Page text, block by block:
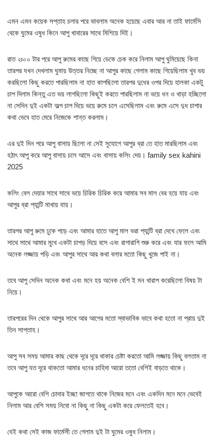
এমন এমন কয়েক সপ্তাহ চলার পরে ভাবলাম অনেক হয়েছে এবার আর না তাই ফার্মেসি
থেকে ঘুমের ওষুধ কিনে আপু খাবারের সাথে মিশিয়ে দিই।
রাত ২ঃ০০ টার পরে আপু রুমের কাছে গিয়ে ডেকে চেক করে নিলাম আপু ঘুমিয়েছে কিনা
তারপর যখন দেখলাম ঘুমায় উত্তর নিচ্ছে না আপুর কাছে গেলাম কাছে গিয়েছিলাম খুব ভয়
করছিলো কিছু করতে পারছিলাম না হাত কাপছিলো তারপর দুধের ওপর দিয়ে হালকা একটু
চাপ দিলাম কিন্তু এত ভয় লাগছিলো কিছুই করতে পারছিলাম না ভয়ে ধন ও খাড়া হচ্ছিলো
না সেদিন দুই একটা অল্প চাপ দিয়ে ভয়ে রুমে চলে এসেছিলাম এবং রুমে এসে দুধ চাপার
কথা ভেবে হাত মেরে নিজেকে শান্ত করলাম।
এর দুই দিন পরে আপু বাসায় ছিলো না সেই সুযোগে আপুর ব্রা তে হাত মারছিলাম এবং
হঠাৎ আপু করে আপু বাসায় চলে আসে এবং বাসায় কলিং দেয়। family sex kahini
2025
কলিং বেল দেয়ার সাথে সাথে ভয়ে চিরিক চিরিক করে আমার সব মাল বের হয়ে যায় এবং
আপুর ব্রা প্যান্টি মাখায় যায়।
তারপর আপু রুমে ঢুকে পড়ে এবং আমার হাতে আপু মাল ভরা প্যান্টি ব্রা দেখে ফেলে এবং
সাথে সাথে আমার মুখে একটা চাপড় দিয়ে বসে এবং রাগারাগি শুরু করে এবং যার ফলে আমি
অনেক লজ্জায় পড়ি এবং আপুর সাথে আর কথা বলার মতো কিছু খুজে পাই না।
তবে আপু সেদিন অনেক কথা এবং মনে হয় অনেক বেশি ই মন খারাপ করেছিলো বিষয় টা
নিয়ে।
তারপরের দিন থেকে আপুর সাথে আর আগের মতো স্বাভাবিক ভাবে কথা হতো না প্রায় দুই
তিন সাপ্তাহ।
আপু সব সময় আমার কাছ থেকে দূরে দূরে থাকার চেষ্টা করতো আমি লজ্জায় কিছু বলতাম না
তবে আপু যত দূরে থাকতো আমার ধনের চাহিদা আরো ততো বেশিই বাড়তে থাকে।
আপুকে আরো বেশি চোদার ইচ্ছা জাগতে থাকে নিজের মনে এবং একদিন মনে মনে ভেবেই
নিলাম আর বেশি সময় নিবো না কিছু না কিছু একটা করে ফেলতেই হবে।
যেই কথা সেই কাজ ফার্মেসী তে গেলাম দুই টা ঘুমের ওষুধ নিলাম।